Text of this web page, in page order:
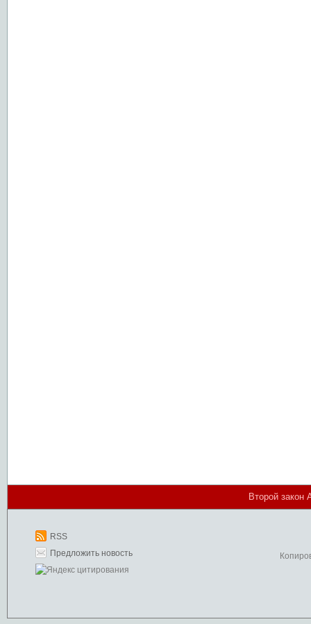
Второй закон
RSS
Предложить новость